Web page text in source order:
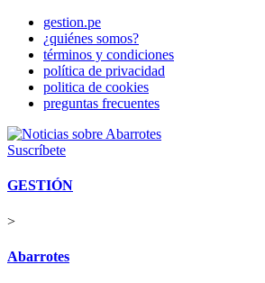
gestion.pe
¿quiénes somos?
términos y condiciones
política de privacidad
politica de cookies
preguntas frecuentes
Suscríbete
GESTIÓN
>
Abarrotes